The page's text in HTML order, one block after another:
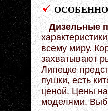
Дизельные
всему миру.
захватывают
Липецке
пушки, есть
ценой. Цены
моделями.